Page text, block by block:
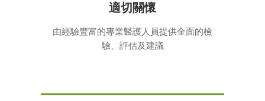
適切關懷
由經驗豐富的專業醫護人員提供全面的檢
驗、評估及建議